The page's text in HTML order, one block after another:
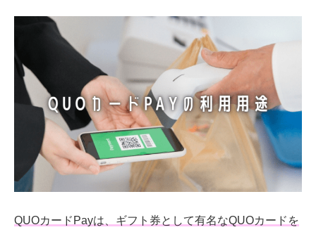
QUOカードPayは、ギフト券として有名なQUOカードを